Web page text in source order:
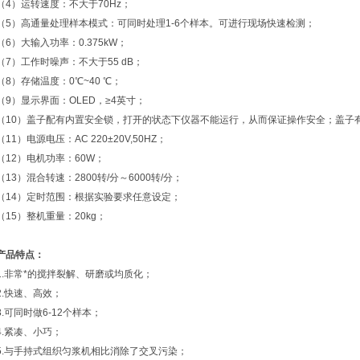
4）运转速度：不大于70Hz；
5）高通量处理样本模式：可同时处理1-6个样本。可进行现场快速检测；
6）大输入功率：0.375kW；
7）工作时噪声：不大于55 dB；
8）存储温度：0℃~40 ℃；
9）显示界面：OLED，≥4英寸；
10）盖子配有内置安全锁，打开的状态下仪器不能运行，从而保证操作安全；盖子
11）电源电压：AC 220±20V,50HZ；
12）电机功率：60W；
13）混合转速：2800转/分～6000转/分；
14）定时范围：根据实验要求任意设定；
15）整机重量：20kg；
品特点：
非常*的搅拌裂解、研磨或均质化；
快速、高效；
可同时做6-12个样本；
紧凑、小巧；
与手持式组织匀浆机相比消除了交叉污染；